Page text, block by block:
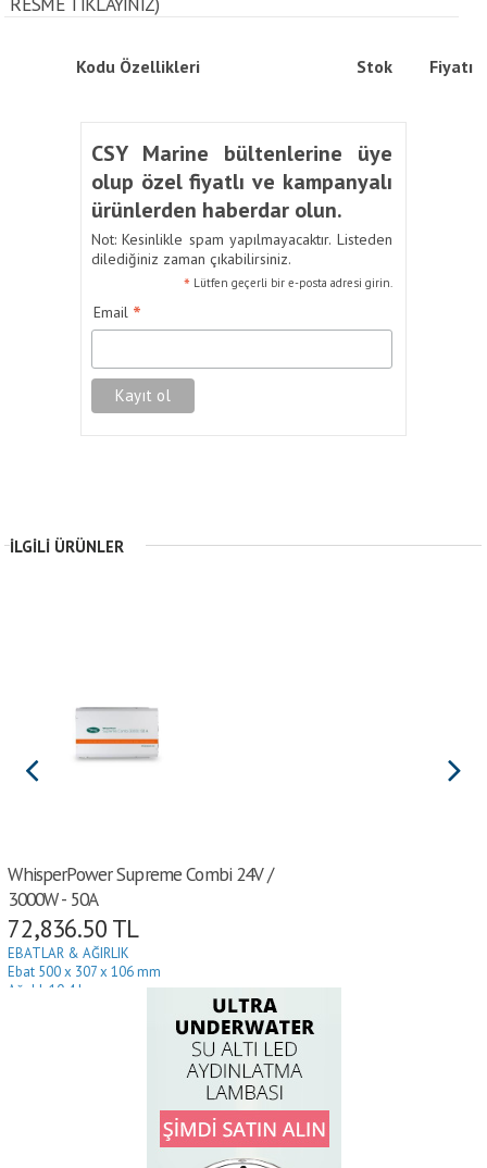
Kodu Özellikleri Stok Fiyatı
CSY Marine bültenlerine üye
olup özel fiyatlı ve kampanyalı
ürünlerden haberdar olun.
Not: Kesinlikle spam yapılmayacaktır. Listeden
dilediğiniz zaman çıkabilirsiniz.
* Lütfen geçerli bir e-posta adresi girin.
Email *
İLGILI ÜRÜNLER
WhisperPower Supreme Combi 24V /
3000W - 50A
EBATLAR & AĞIRLIK
Ebat 500x 307 x 106 mm
Ağırlık 10.4 kg
000 W
72,836.50 TL